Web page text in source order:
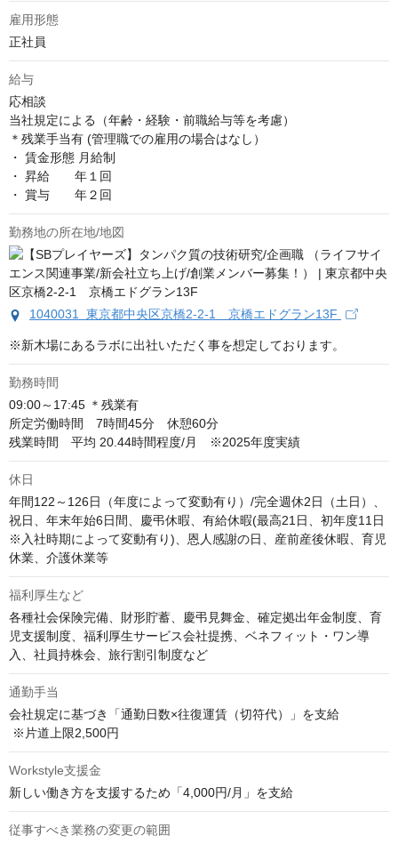
雇用形態
正社員
給与
応相談
当社規定による（年齢・経験・前職給与等を考慮）
＊残業手当有 (管理職での雇用の場合はなし）
・ 賃金形態 月給制
・ 昇給       年１回
・ 賞与       年２回
勤務地の所在地/地図
1040031 東京都中央区京橋2-2-1 京橋エドグラン13F
※新木場にあるラボに出社いただく事を想定しております。
勤務時間
09:00～17:45 ＊残業有
所定労働時間　7時間45分　休憩60分
残業時間　平均 20.44時間程度/月　※2025年度実績
休日
年間122～126日（年度によって変動有り）/完全週休2日（土日）、
祝日、年末年始6日間、慶弔休暇、有給休暇(最高21日、初年度11日
※入社時期によって変動有り)、恩人感謝の日、産前産後休暇、育児
休業、介護休業等
福利厚生など
各種社会保険完備、財形貯蓄、慶弔見舞金、確定拠出年金制度、育
児支援制度、福利厚生サービス会社提携、ベネフィット・ワン導
入、社員持株会、旅行割引制度など
通勤手当
会社規定に基づき「通勤日数×往復運賃（切符代）」を支給
※片道上限2,500円
Workstyle支援金
新しい働き方を支援するため「4,000円/月」を支給
従事すべき業務の変更の範囲